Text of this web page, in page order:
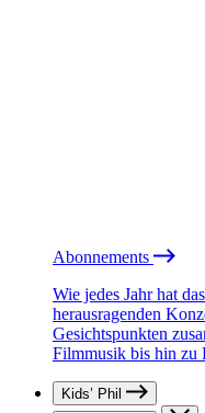
Abonnements
Wie jedes Jahr hat
herausragenden
Gesichtspunkten
Filmmusik bis hin zu
Kids’ Phil